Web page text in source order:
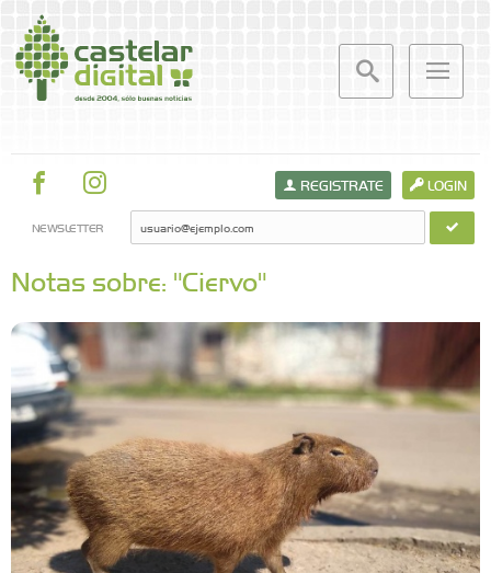
LOGIN
REGISTRATE
NEWSLETTER
Notas sobre: "Ciervo"